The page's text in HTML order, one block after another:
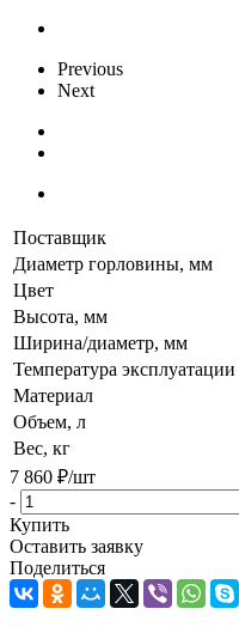
Previous
Next
Поставщик
Диаметр горловины, мм
Цвет
Высота, мм
Ширина/диаметр, мм
Температура эксплуатации
Материал
Объем, л
Вес, кг
7 860 ₽/шт
-
Купить
Оставить заявку
Поделиться